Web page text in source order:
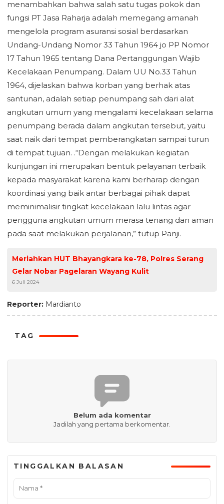
menambahkan bahwa salah satu tugas pokok dan
fungsi PT Jasa Raharja adalah memegang amanah
mengelola program asuransi sosial berdasarkan
Undang-Undang Nomor 33 Tahun 1964 jo PP Nomor
17 Tahun 1965 tentang Dana Pertanggungan Wajib
Kecelakaan Penumpang. Dalam UU No.33 Tahun
1964, dijelaskan bahwa korban yang berhak atas
santunan, adalah setiap penumpang sah dari alat
angkutan umum yang mengalami kecelakaan selama
penumpang berada dalam angkutan tersebut, yaitu
saat naik dari tempat pemberangkatan sampai turun
di tempat tujuan. .“Dengan melakukan kegiatan
kunjungan ini merupakan bentuk pelayanan terbaik
kepada masyarakat karena kami berharap dengan
koordinasi yang baik antar berbagai pihak dapat
meminimalisir tingkat kecelakaan lalu lintas agar
pengguna angkutan umum merasa tenang dan aman
pada saat melakukan perjalanan,” tutup Panji.
Meriahkan HUT Bhayangkara ke-78, Polres Serang
Gelar Nobar Pagelaran Wayang Kulit
6 Juli 2024
Reporter: Mardianto
TAG
Belum ada komentar
Jadilah yang pertama berkomentar.
TINGGALKAN BALASAN